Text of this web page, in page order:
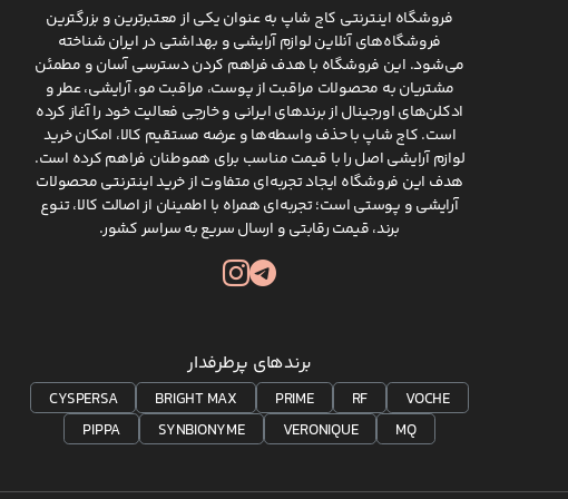
سوسپانسیون آزلائیک اسید 10٪
رادیکال های آزاد محافظت کنند و در درمان جوش، آکنه و روزاسه موثر
هستند که برای انواع پوست ها با شرایط مختلف می توانند تاثیر گذار
تا بتواند نیازهای بیشتری از پوست را پاسخگو باشد. سرم آبرسان قوی
به زودی به بازار روانه خواهد شد.
محصولات مراقبت از پوست برات مکس علاوه بر اینکه تاثیر قابل ملاحظه روی
تکنولوژی پیشرفته روز دنیا برای ساخت آنها استفاده شده اتست. این
داشته و تاثیرات قابل توجهی مانند رفع لک و تیرگی داشته باشند. به عنوان
سرم نیاسینامید برایت مکس را می توان برای کاهش منافذ پوست و
فروشگاه اینترنتی کاج شاپ به عنوان یکی از معتبرترین و بزرگترین
فروشگاه‌های آنلاین لوازم آرایشی و بهداشتی در ایران شناخته
می‌شود. این فروشگاه با هدف فراهم کردن دسترسی آسان و مطمئن
مشتریان به محصولات مراقبت از پوست، مراقبت مو، آرایشی، عطر و
ادکلن‌های اورجینال از برندهای ایرانی و خارجی فعالیت خود را آغاز کرده
است. کاج شاپ با حذف واسطه‌ها و عرضه مستقیم کالا، امکان خرید
لوازم آرایشی اصل را با قیمت مناسب برای هموطنان فراهم کرده است.
هدف این فروشگاه ایجاد تجربه‌ای متفاوت از خرید اینترنتی محصولات
آرایشی و پوستی است؛ تجربه‌ای همراه با اطمینان از اصالت کالا، تنوع
برند، قیمت رقابتی و ارسال سریع به سراسر کشور.
برندهای پرطرفدار
VOCHE
RF
PRIME
BRIGHT MAX
CYSPERSA
MQ
VERONIQUE
SYNBIONYME
PIPPA